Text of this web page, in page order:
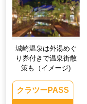
城崎温泉は外湯めぐ
り券付きで温泉街散
策も（イメージ)
クラツーPASS